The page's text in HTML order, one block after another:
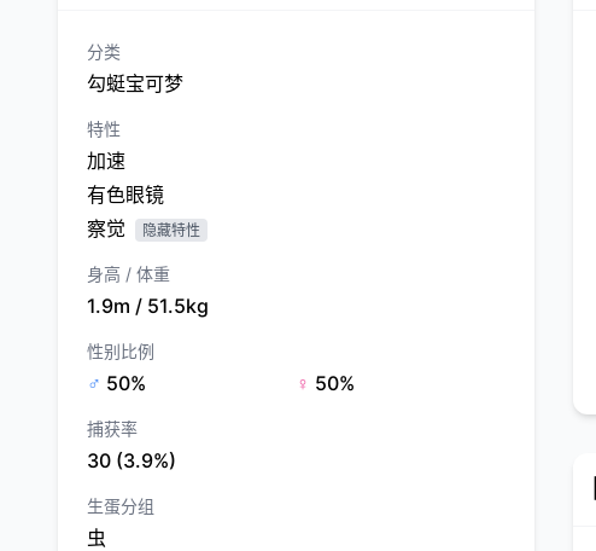
分类
勾蜓宝可梦
特性
加速
有色眼镜
察觉
隐藏特性
身高 / 体重
1.9m / 51.5kg
性别比例
♂ 50% ♀ 50%
捕获率
30 (3.9%)
生蛋分组
虫